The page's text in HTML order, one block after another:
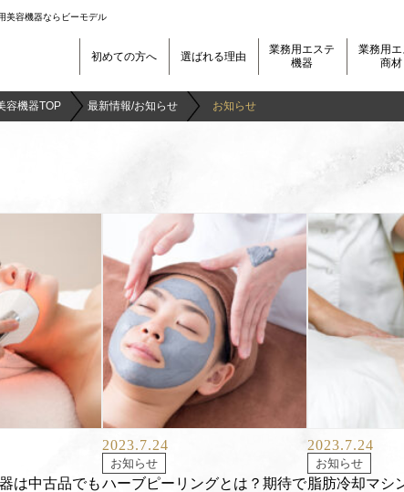
美容機器ならビーモデル
初めての方へ 選ばれる理由
業務用エステ
機器
業務用エ
商材
容機器TOP 最新情報/お知らせ お知らせ
は中古品でも
2023.7.24
お知らせ
ハーブピーリングとは？期待で
2023.7.24
お知らせ
脂肪冷却マシ